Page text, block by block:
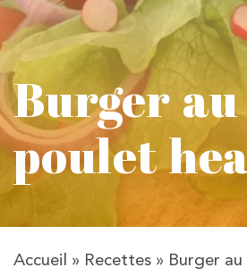
Burger au
poulet
Accueil » Recettes » Burger